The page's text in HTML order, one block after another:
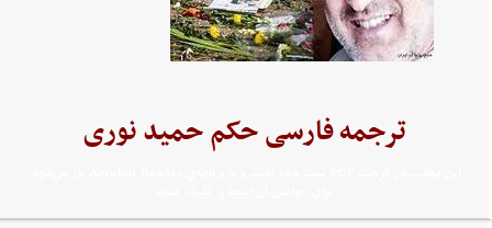
ترجمه فارسی حکم حمید نوری